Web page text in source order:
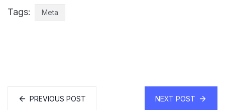
Tags: Meta
PREVIOUS POST NEXT POST